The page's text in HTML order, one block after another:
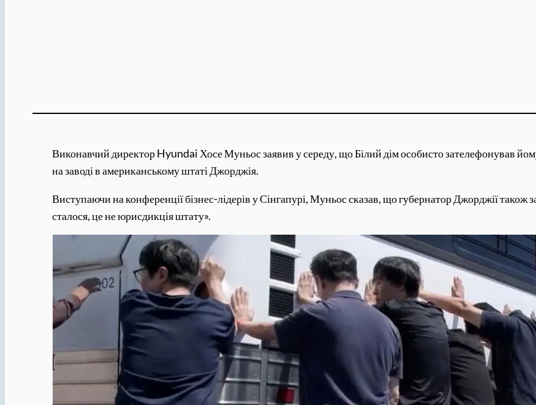
Виконавчий директор Hyundai Хосе Муньос заявив у середу, що Білий дім особисто зателефонував
на заводі в американському штаті Джорджія.
Виступаючи на конференції бізнес-лідерів у Сінгапурі, Муньос сказав, що губернатор Джорджії
сталося, це не юрисдикція штату».